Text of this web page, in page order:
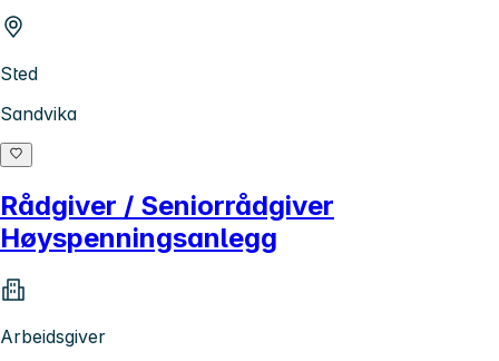
Sted
Sandvika
Rådgiver / Seniorrådgiver
Høyspenningsanlegg
Arbeidsgiver